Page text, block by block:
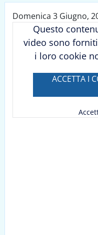
Domenica 3 Giugno,
Questo
video sono
i loro cookie
ACCETTA I